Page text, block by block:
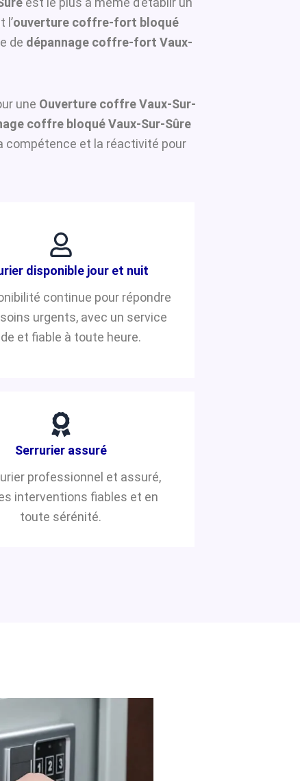
l’ouverture coffre-fort bloqué
de dépannage coffre-fort Vaux-
une Ouverture coffre Vaux-Sur-
coffre bloqué Vaux-Sur-Sûre
compétence et la réactivité pour
disponible jour et nuit
continue pour répondre
urgents, avec un service
et fiable à toute heure.
Serrurier assuré
professionnel et assuré,
interventions fiables et en
toute sérénité.